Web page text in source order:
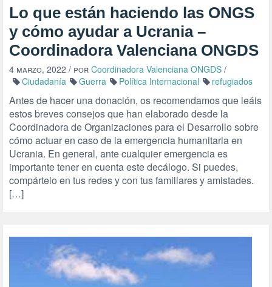
Lo que están haciendo las ONGS
y cómo ayudar a Ucrania –
Coordinadora Valenciana ONGDS
4 marzo, 2022 / por Coordinadora Valenciana ONGDS /
Ciudadanía
Guerra Política Internacional refugiados
Antes de hacer una donación, os recomendamos que leáis
estos breves consejos que han elaborado desde la
Coordinadora de Organizaciones para el Desarrollo sobre
cómo actuar en caso de la emergencia humanitaria en
Ucrania. En general, ante cualquier emergencia es
importante tener en cuenta este decálogo. Si puedes,
compártelo en tus redes y con tus familiares y amistades.
[…]